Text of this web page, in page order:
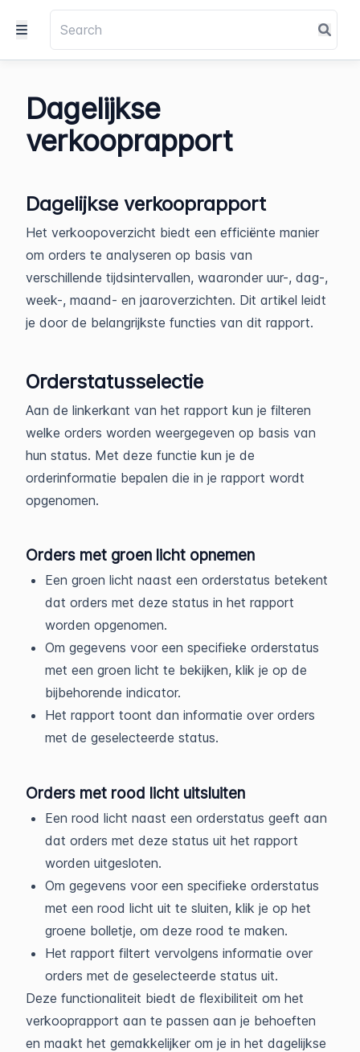
Dagelijkse
verkooprapport
Dagelijkse verkooprapport
Het verkoopoverzicht biedt een efficiënte manier
om orders te analyseren op basis van
verschillende tijdsintervallen, waaronder uur-, dag-,
week-, maand- en jaaroverzichten. Dit artikel leidt
je door de belangrijkste functies van dit rapport.
Orderstatusselectie
Aan de linkerkant van het rapport kun je filteren
welke orders worden weergegeven op basis van
hun status. Met deze functie kun je de
orderinformatie bepalen die in je rapport wordt
opgenomen.
Orders met groen licht opnemen
Een groen licht naast een orderstatus betekent
dat orders met deze status in het rapport
worden opgenomen.
Om gegevens voor een specifieke orderstatus
met een groen licht te bekijken, klik je op de
bijbehorende indicator.
Het rapport toont dan informatie over orders
met de geselecteerde status.
Orders met rood licht uitsluiten
Een rood licht naast een orderstatus geeft aan
dat orders met deze status uit het rapport
worden uitgesloten.
Om gegevens voor een specifieke orderstatus
met een rood licht uit te sluiten, klik je op het
groene bolletje, om deze rood te maken.
Het rapport filtert vervolgens informatie over
orders met de geselecteerde status uit.
Deze functionaliteit biedt de flexibiliteit om het
verkooprapport aan te passen aan je behoeften
en maakt het gemakkelijker om je in het dagelijkse